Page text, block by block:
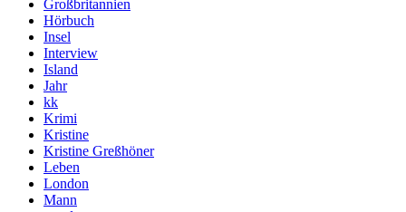
Großbritannien
Hörbuch
Insel
Interview
Island
Jahr
kk
Krimi
Kristine
Kristine Greßhöner
Leben
London
Mann